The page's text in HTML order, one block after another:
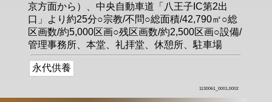
京方面から）、中央自動車道「八王子IC第2出
口」より約25分○宗教/不問○総面積/42,790㎡○総
区画数/約5,000区画○残区画数/約2,500区画○設備/
管理事務所、本堂、礼拝堂、休憩所、駐車場
永代供養
1130061_0001,0002